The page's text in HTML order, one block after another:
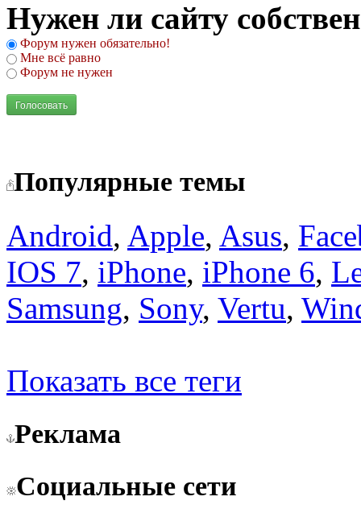
Нужен ли сайту
Форум нужен обязательно!
Мне всё равно
Форум не нужен
Голосовать
Популярные темы
Android, Apple, Asus,
IOS 7, iPhone, iPhone 6,
Samsung, Sony, Vertu,
Показать все теги
Реклама
Социальные сети